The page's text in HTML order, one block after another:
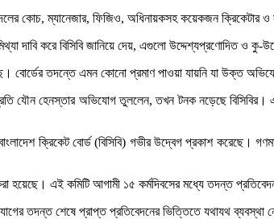
কোচ, ম্যানেজার, ফিজিও, অধিনায়কসহ কয়েকজন ক্রিকেটার
দাবি করে বিসিবি জানিয়ে দেয়, এগুলো উদ্দেশ্যপ্রণোদিত ও কু-
বোর্ডের তদন্তে এমন কোনো প্রমাণ পাওয়া যায়নি যা উক্ত
যৌন হেনস্তার অভিযোগ তুললেন, তখন টনক নড়েছে বিসিবির।
ক্রিকেট বোর্ড (বিসিবি) গভীর উদ্বেগ প্রকাশ করেছে।
হয়েছে। এই কমিটি আগামী ১৫ কর্মদিবসের মধ্যে তদন্ত
তদন্ত শেষে প্রাপ্ত প্রতিবেদনের ভিত্তিতে যথাযথ ব্যবস্থা